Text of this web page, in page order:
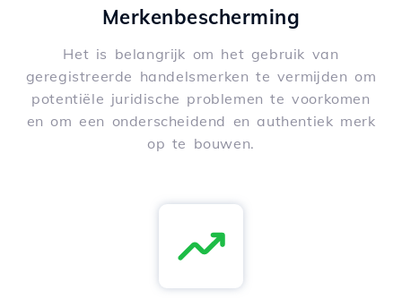
Merkenbescherming
Het is belangrijk om het gebruik van
geregistreerde handelsmerken te vermijden om
potentiële juridische problemen te voorkomen
en om een onderscheidend en authentiek merk
op te bouwen.